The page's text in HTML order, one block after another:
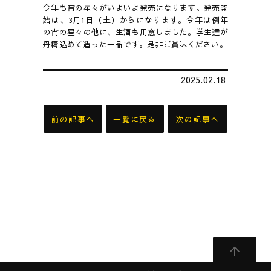
今年も宵の星々がいよいよ発売になります。発売開
始は、3月1日（土）からになります。今年は例年
の宵の星々の他に、生酒も用意しました。学生達が
丹精込めて造った一品です。是非ご賞味ください。
2025.02.18
前の記事へ 一覧に戻る 次の記事へ